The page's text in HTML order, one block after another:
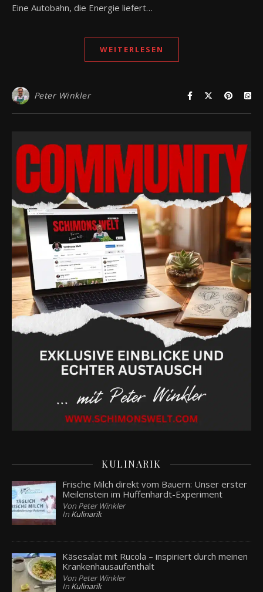
Eine Autobahn, die Energie liefert…
WEITERLESEN
Peter Winkler
KULINARIK
Frische Milch direkt vom Bauern: Unser erster
Meilenstein im Hüffenhardt-Experiment
Von Peter Winkler
In Kulinarik
Käsesalat mit Rucola – inspiriert durch meinen
Krankenhausaufenthalt
Von Peter Winkler
In Kulinarik